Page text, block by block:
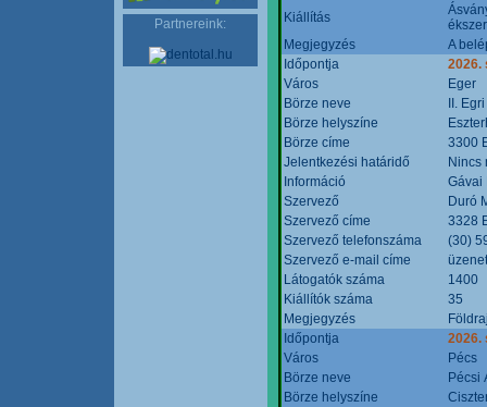
Partnereink:
Kiállítás
Megjegyzés
A
Időpontja
2026.
Város
Eger
Börze neve
II.
Börze helyszíne
Börze címe
3300
Jelentkezési határidő
Nincs
Információ
Gávai
Szervező
Duró
Szervező címe
3328
Szervező telefonszáma
(30)
Szervező e-mail címe
Látogatók száma
1400
Kiállítók száma
35
Megjegyzés
Időpontja
2026.
Város
Pécs
Börze neve
Pécsi
Börze helyszíne